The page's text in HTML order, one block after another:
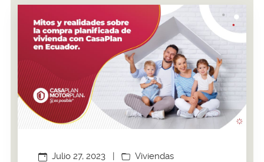
Julio 27, 2023 | Viviendas